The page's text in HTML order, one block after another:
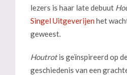
lezers is haar late debuut
Singel Uitgeverijenhet
geweest.
Houtrotis geïnspireerd op
geschiedenis van een